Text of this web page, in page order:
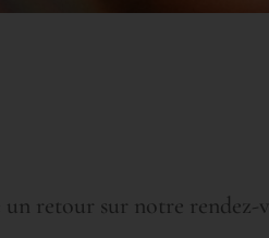
retour sur notre rendez-